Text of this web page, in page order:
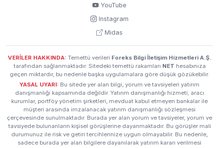
YouTube
Instagram
Midas
VERİLER HAKKINDA: Temettü verileri Foreks Bilgi İletişim Hizmetleri A.Ş.
tarafından sağlanmaktadır. Sitedeki temettü rakamları NET hesabınıza
geçen miktardır, bu nedenle başka uygulamalara göre düşük gözükebilir.
YASAL UYARI: Bu sitede yer alan bilgi, yorum ve tavsiyeleri yatırım
danışmanlığı kapsamında değildir. Yatırım danışmanlığı hizmeti; aracı
kurumlar, portföy yönetim şirketleri, mevduat kabul etmeyen bankalar ile
müşteri arasında imzalanacak yatırım danışmanlığı sözleşmesi
çerçevesinde sunulmaktadır. Burada yer alan yorum ve tavsiyeler, yorum ve
tavsiyede bulunanların kişisel görüşlerine dayanmaktadır. Bu görüşler mali
durumunuz ile risk ve getiri tercihlerinize uygun olmayabilir. Bu nedenle,
sadece burada yer alan bilgilere dayanılarak yatırım kararı verilmesi